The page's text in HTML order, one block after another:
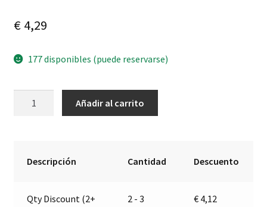
€4,29
177 disponibles (puede reservarse)
tensión
Añadir al carrito
Descripción Cantidad Descuento
Qty Discount (2+
2 - 3 € 4,12